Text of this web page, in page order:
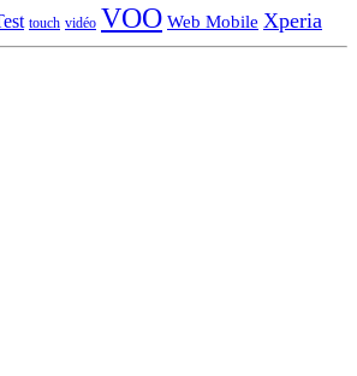
touch vidéo VOO Web Mobile Xperia